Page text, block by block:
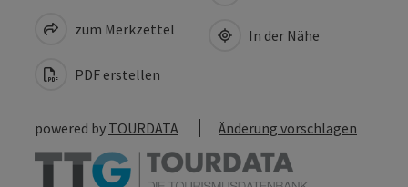
zum Merkzettel
PDF erstellen
In der Nähe
powered by TOURDATA Änderung vorschlagen